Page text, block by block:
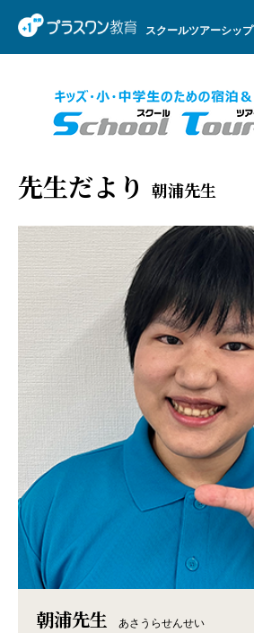
スクールツアーシップ
先生だより 朝浦先生
朝浦先生 あさうらせんせい